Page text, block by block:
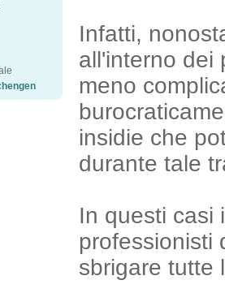
Infatti,
all'interno dei
meno
insidie che
durante tale
In questi casi
professionisti
sbrigare tutte